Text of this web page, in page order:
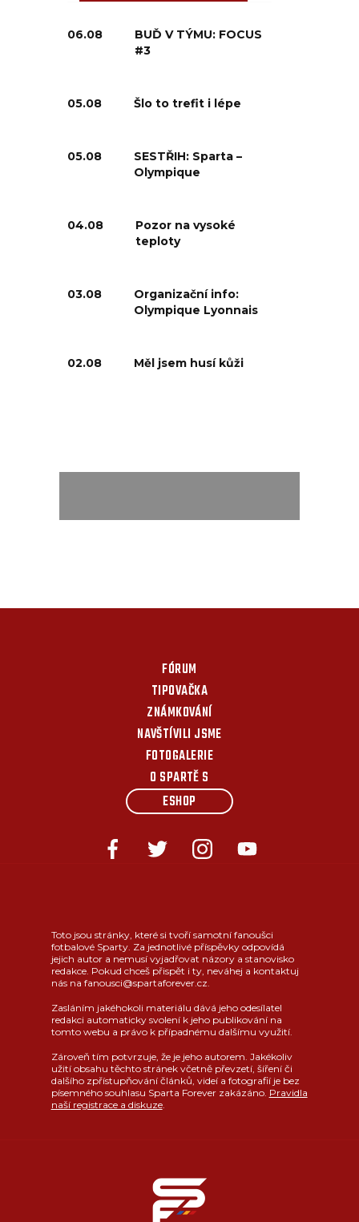
06.08
BUĎ V TÝMU: FOCUS
#3
05.08 Šlo to trefit i lépe
05.08
SESTŘIH: Sparta –
Olympique
04.08
Pozor na vysoké
teploty
03.08
Organizační info:
Olympique Lyonnais
02.08 Měl jsem husí kůži
FÓRUM
TIPOVAČKA
ZNÁMKOVÁNÍ
NAVŠTÍVILI JSME
FOTOGALERIE
O SPARTĚ S
ESHOP
Toto jsou stránky, které si tvoří samotní fanoušci
fotbalové Sparty. Za jednotlivé příspěvky odpovídá
jejich autor a nemusí vyjadřovat názory a stanovisko
redakce. Pokud chceš přispět i ty, neváhej a kontaktuj
nás na fanousci@spartaforever.cz.
Zasláním jakéhokoli materiálu dává jeho odesílatel
redakci automaticky svolení k jeho publikování na
tomto webu a právo k případnému dalšímu využití.
Zároveň tím potvrzuje, že je jeho autorem. Jakékoliv
užití obsahu těchto stránek včetně převzetí, šíření či
dalšího zpřístupňování článků, videí a fotografií je bez
písemného souhlasu Sparta Forever zakázáno. Pravidla
naší registrace a diskuze.